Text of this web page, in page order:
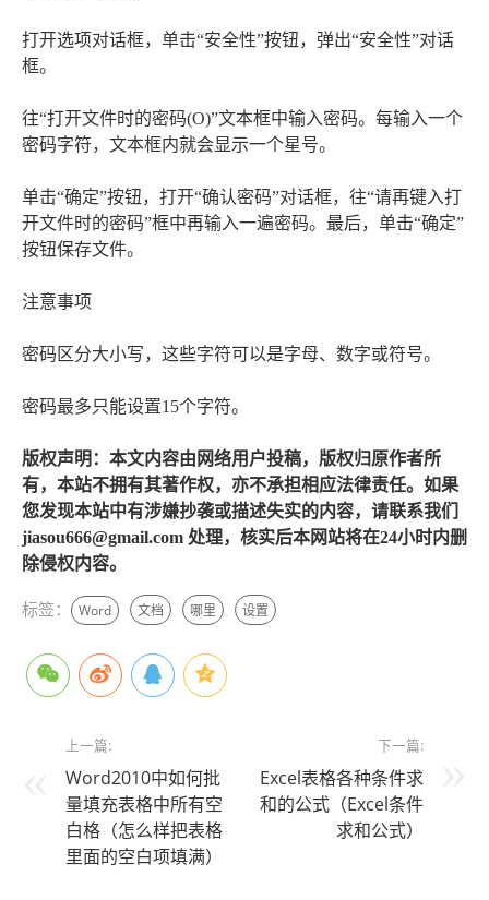
打开选项对话框，单击“安全性”按钮，弹出“安全性”对话
框。
往“打开文件时的密码(O)”文本框中输入密码。每输入一个
密码字符，文本框内就会显示一个星号。
单击“确定”按钮，打开“确认密码”对话框，往“请再键入打
开文件时的密码”框中再输入一遍密码。最后，单击“确定”
按钮保存文件。
注意事项
密码区分大小写，这些字符可以是字母、数字或符号。
密码最多只能设置15个字符。
版权声明：本文内容由网络用户投稿，版权归原作者所
有，本站不拥有其著作权，亦不承担相应法律责任。如果
您发现本站中有涉嫌抄袭或描述失实的内容，请联系我们
jiasou666@gmail.com 处理，核实后本网站将在24小时内删
除侵权内容。
标签： Word 文档 哪里 设置
上一篇:
Word2010中如何批
量填充表格中所有空
白格（怎么样把表格
里面的空白项填满）
下一篇:
Excel表格各种条件求
和的公式（Excel条件
求和公式）